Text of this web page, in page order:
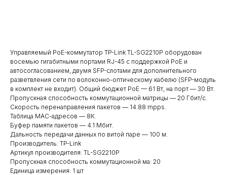
Управляемый PoE-коммутатор TP-Link TL-SG2210P оборудован
восемью гигабитными портами RJ-45 с поддержкой PoE и
автосогласованием, двумя SFP-слотами для дополнительного
разветвления сети по волоконно-оптическому кабелю (SFP-модуль
в комплект не входит). Общий бюджет PoE — 61 Вт, на порт — 30 Вт.
Пропускная способность коммутационной матрицы — 20 Гбит/с.
Скорость перенаправления пакетов — 14.88 mpps.
Таблица МАС-адресов — 8К.
Буфер памяти пакетов — 4.1 Мбит.
Дальность передачи данных по витой паре — 100 м.
Производитель: TP-Link
Артикул производителя: TL-SG2210P
Пропускная способность коммутационной ма: 20
Единица измерения: 1 шт